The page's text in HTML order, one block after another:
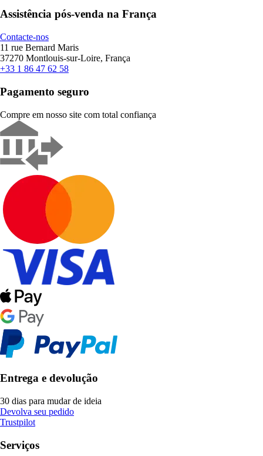
Assistência pós-venda na França
Contacte-nos
11 rue Bernard Maris
37270 Montlouis-sur-Loire, França
+33 1 86 47 62 58
Pagamento seguro
Compre em nosso site com total confiança
Entrega e devolução
30 dias para mudar de ideia
Devolva seu pedido
Trustpilot
Serviços